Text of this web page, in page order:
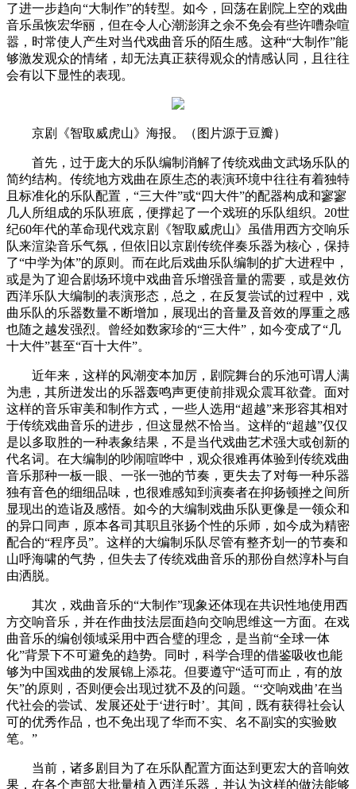
了进一步趋向“大制作”的转型。如今，回荡在剧院上空的戏曲
音乐虽恢宏华丽，但在令人心潮澎湃之余不免会有些许嘈杂喧
嚣，时常使人产生对当代戏曲音乐的陌生感。这种“大制作”能
够激发观众的情绪，却无法真正获得观众的情感认同，且往往
会有以下显性的表现。
京剧《智取威虎山》海报。（图片源于豆瓣）
首先，过于庞大的乐队编制消解了传统戏曲文武场乐队的
简约结构。传统地方戏曲在原生态的表演环境中往往有着独特
且标准化的乐队配置，“三大件”或“四大件”的配器构成和寥寥
几人所组成的乐队班底，便撑起了一个戏班的乐队组织。20世
纪60年代的革命现代戏京剧《智取威虎山》虽借用西方交响乐
队来渲染音乐气氛，但依旧以京剧传统伴奏乐器为核心，保持
了“中学为体”的原则。而在此后戏曲乐队编制的扩大进程中，
或是为了迎合剧场环境中戏曲音乐增强音量的需要，或是效仿
西洋乐队大编制的表演形态，总之，在反复尝试的过程中，戏
曲乐队的乐器数量不断增加，展现出的音量及音效的厚重之感
也随之越发强烈。曾经如数家珍的“三大件”，如今变成了“几
十大件”甚至“百十大件”。
近年来，这样的风潮变本加厉，剧院舞台的乐池可谓人满
为患，其所迸发出的乐器轰鸣声更使前排观众震耳欲聋。面对
这样的音乐审美和制作方式，一些人选用“超越”来形容其相对
于传统戏曲音乐的进步，但这显然不恰当。这样的“超越”仅仅
是以多取胜的一种表象结果，不是当代戏曲艺术强大或创新的
代名词。在大编制的吵闹喧哗中，观众很难再体验到传统戏曲
音乐那种一板一眼、一张一弛的节奏，更失去了对每一种乐器
独有音色的细细品味，也很难感知到演奏者在抑扬顿挫之间所
显现出的造诣及感悟。如今的大编制戏曲乐队更像是一领众和
的异口同声，原本各司其职且张扬个性的乐师，如今成为精密
配合的“程序员”。这样的大编制乐队尽管有整齐划一的节奏和
山呼海啸的气势，但失去了传统戏曲音乐的那份自然淳朴与自
由洒脱。
其次，戏曲音乐的“大制作”现象还体现在共识性地使用西
方交响音乐，并在作曲技法层面趋向交响思维这一方面。在戏
曲音乐的编创领域采用中西合璧的理念，是当前“全球一体
化”背景下不可避免的趋势。同时，科学合理的借鉴吸收也能
够为中国戏曲的发展锦上添花。但要遵守“适可而止，有的放
矢”的原则，否则便会出现过犹不及的问题。“‘交响戏曲’在当
代社会的尝试、发展还处于‘进行时’。其间，既有获得社会认
可的优秀作品，也不免出现了华而不实、名不副实的实验败
笔。”
当前，诸多剧目为了在乐队配置方面达到更宏大的音响效
果，在各个声部大批量植入西洋乐器，并认为这样的做法能够